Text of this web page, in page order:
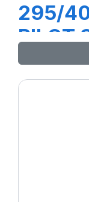
295/
PILOT